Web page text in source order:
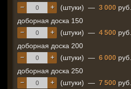
+
− (штуки) — 3 000 руб.
доборная доска 150
+
− (штуки) — 4 500 руб.
доборная доска 200
+
− (штуки) — 6 000 руб.
доборная доска 250
+
− (штуки) — 7 500 руб.